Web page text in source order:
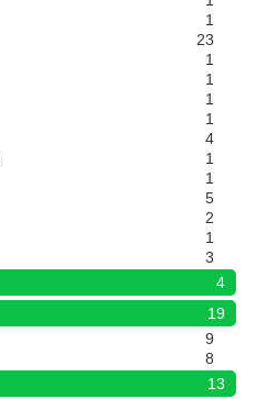
1
23
1
1
1
1
4
1
1
5
2
1
3
4
19
9
8
13